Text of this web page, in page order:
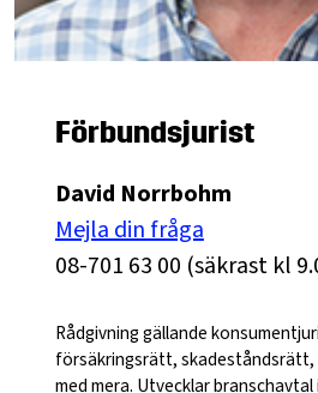
Förbundsjurist
David Norrbohm
Mejla din fråga
08-701 63 00 (säkrast kl
Rådgivning gällande
försäkringsrätt,
med mera. Utvecklar branschavtal